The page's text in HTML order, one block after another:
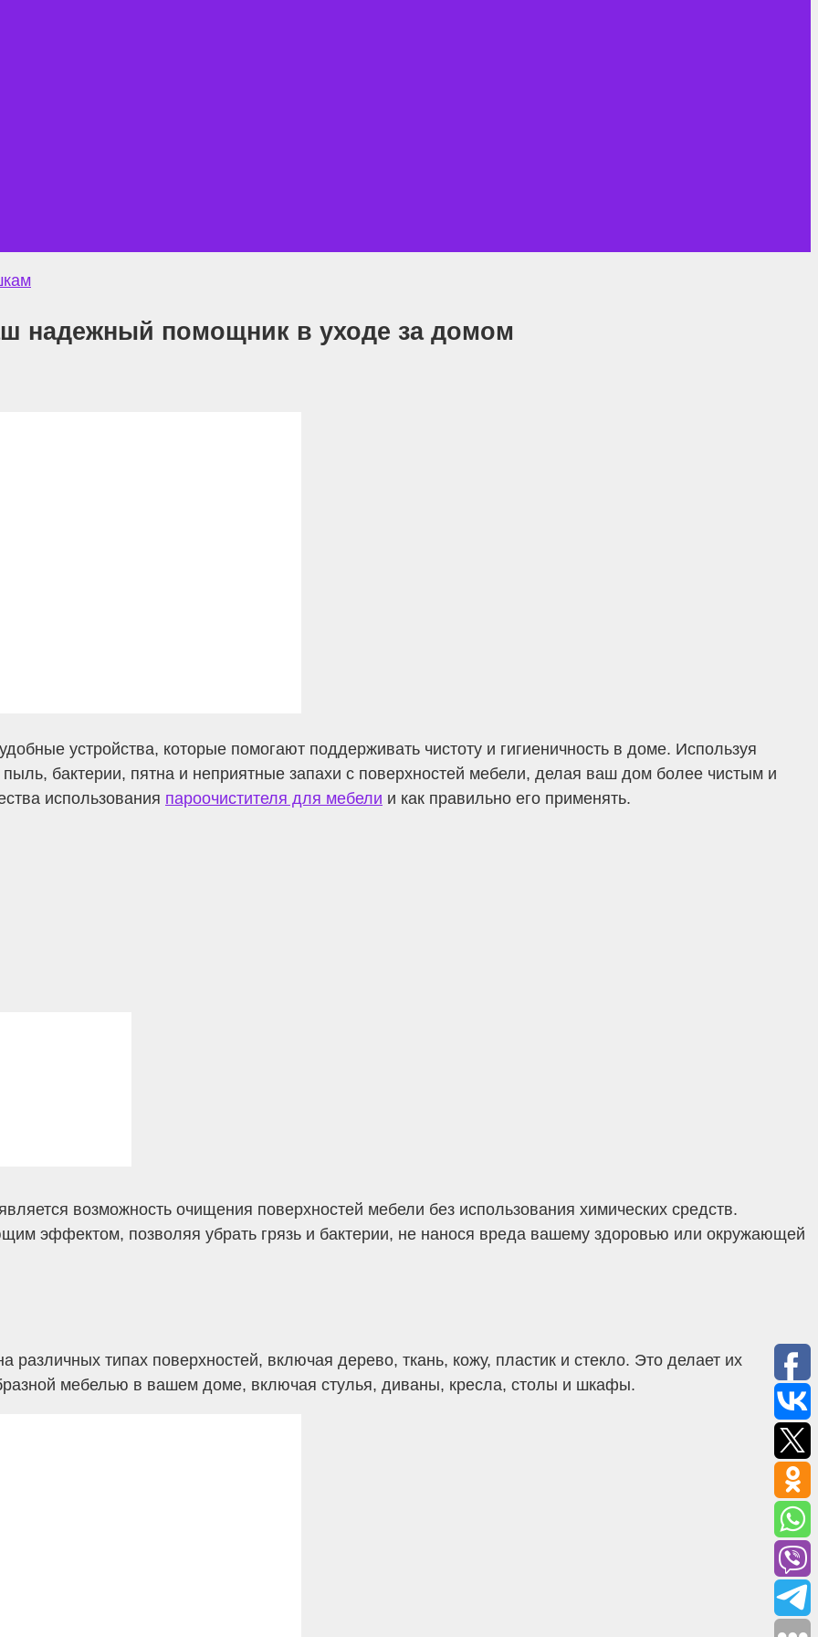
надежный помощник в уходе за домом
устройства, которые помогают поддерживать чистоту и гигиеничность в доме. Используя
бактерии, пятна и неприятные запахи с поверхностей мебели, делая ваш дом более чистым и
использования пароочистителя для мебели и как правильно его применять.
возможность очищения поверхностей мебели без использования химических средств.
эффектом, позволяя убрать грязь и бактерии, не нанося вреда вашему здоровью или окружающей
различных типах поверхностей, включая дерево, ткань, кожу, пластик и стекло. Это делает их
мебелью в вашем доме, включая стулья, диваны, кресла, столы и шкафы.